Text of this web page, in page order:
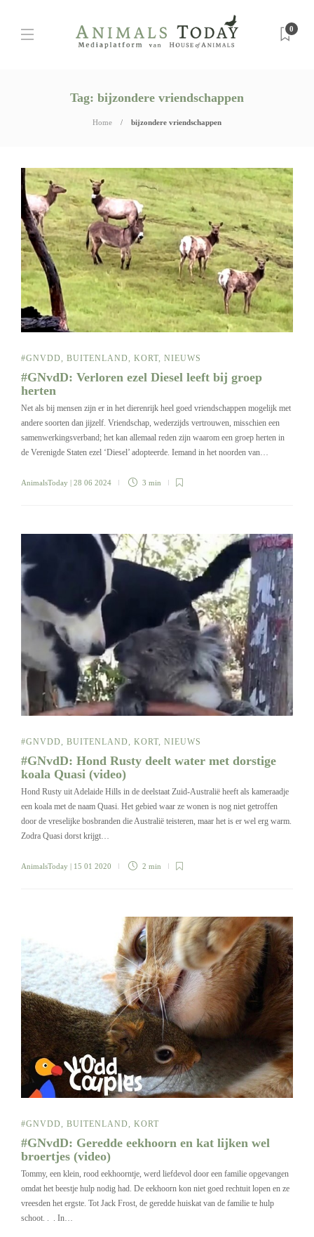
0
Tag: bijzondere vriendschappen
Home bijzondere vriendschappen
#GNVDD, BUITENLAND, KORT, NIEUWS
#GNvdD: Verloren ezel Diesel leeft bij groep
herten
Net als bij mensen zijn er in het dierenrijk heel goed vriendschappen mogelijk met
andere soorten dan jijzelf. Vriendschap, wederzijds vertrouwen, misschien een
samenwerkingsverband; het kan allemaal reden zijn waarom een groep herten in
de Verenigde Staten ezel ‘Diesel’ adopteerde. Iemand in het noorden van…
AnimalsToday | 28 06 2024 3 min
#GNVDD BUITENLAND KORT NIEUWS
#GNvdD: Hond Rusty deelt water met dorstige
koala Quasi (video)
Hond Rusty uit Adelaide Hills in de deelstaat Zuid-Australië heeft als kameraadje
een koala met de naam Quasi. Het gebied waar ze wonen is nog niet getroffen
door de vreselijke bosbranden die Australië teisteren, maar het is er wel erg warm.
Zodra Quasi dorst krijgt…
AnimalsToday | 15 01 2020 2 min
#GNVDD BUITENLAND KORT
#GNvdD: Geredde eekhoorn en kat lijken wel
broertjes (video)
Tommy, een klein, rood eekhoorntje, werd liefdevol door een familie opgevangen
omdat het beestje hulp nodig had. De eekhoorn kon niet goed rechtuit lopen en ze
vreesden het ergste. Tot Jack Frost, de geredde huiskat van de familie te hulp
schoot. . . In…